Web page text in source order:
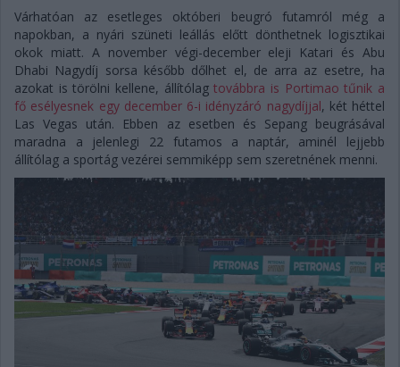
Várhatóan az esetleges októberi beugró futamról még a
napokban, a nyári szüneti leállás előtt dönthetnek logisztikai
okok miatt. A november végi-december eleji Katari és Abu
Dhabi Nagydíj sorsa később dőlhet el, de arra az esetre, ha
azokat is törölni kellene, állítólagtovábbra is Portimao tűnik a
fő esélyesnek egy december 6-i idényzáró nagydíjjal, két héttel
Las Vegas után. Ebben az esetben és Sepang beugrásával
maradna a jelenlegi 22 futamos a naptár, aminél lejjebb
állítólag a sportág vezérei semmiképp sem szeretnének menni.